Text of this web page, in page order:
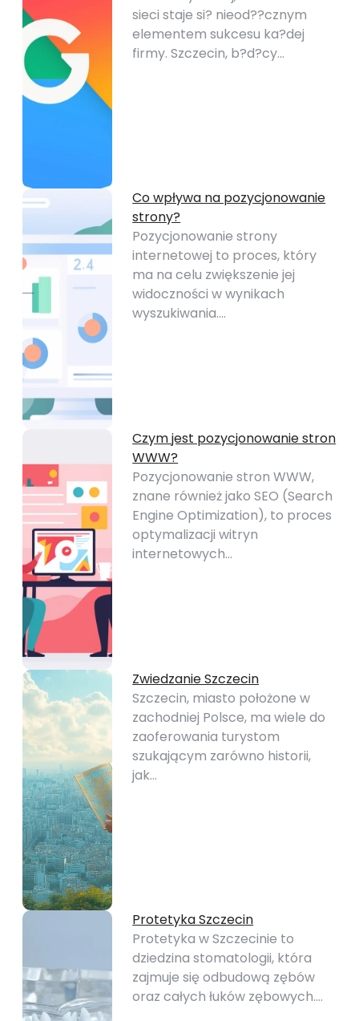
sieci staje si? nieod??cznym
elementem sukcesu ka?dej
firmy. Szczecin, b?d?cy…
Co wpływa na pozycjonowanie
strony?
Pozycjonowanie strony
internetowej to proces, który
ma na celu zwiększenie jej
widoczności w wynikach
wyszukiwania.…
Czym jest pozycjonowanie stron
WWW?
Pozycjonowanie stron WWW,
znane również jako SEO (Search
Engine Optimization), to proces
optymalizacji witryn
internetowych…
Zwiedzanie Szczecin
Szczecin, miasto położone w
zachodniej Polsce, ma wiele do
zaoferowania turystom
szukającym zarówno historii,
jak…
Protetyka Szczecin
Protetyka w Szczecinie to
dziedzina stomatologii, która
zajmuje się odbudową zębów
oraz całych łuków zębowych.…